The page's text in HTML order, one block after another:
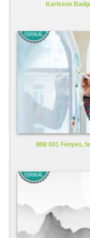
Karlsson
MW 001 Fényes,